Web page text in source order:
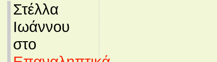
Στέλλα
Ιωάννου
στο